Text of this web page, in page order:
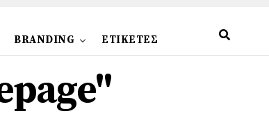
BRANDING ΕΤΙΚΕΤΕΣ